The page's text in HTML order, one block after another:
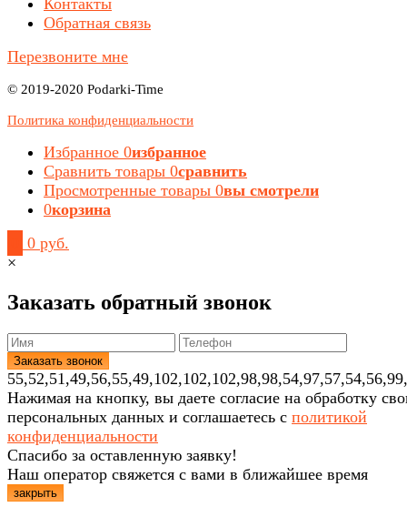
Обратная связь
Перезвоните мне
© 2019-2020 Podarki-Time
Политика конфиденциальности
Избранное 0избранное
Сравнить товары 0сравнить
Просмотренные товары 0вы смотрели
0корзина
0 руб.
×
Заказать обратный звонок
Нажимая на кнопку, вы даете согласие на обработку
персональных данных и соглашаетесь с политикой
конфиденциальности
Спасибо за оставленную заявку!
Наш оператор свяжется с вами в ближайшее время
закрыть